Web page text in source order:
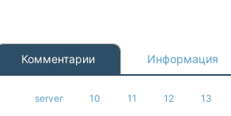
Комментарии Информация
server 10 11 12 13